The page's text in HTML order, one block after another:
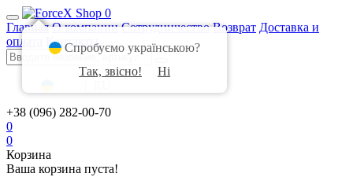
0
Главная О компании Сотрудничество Возврат Доставка и
оплата
Контакты
+38 (096) 282-00-70
0
0
Корзина
Ваша корзина пуста!
Спробуємо українською?
Так, звісно!
Ні